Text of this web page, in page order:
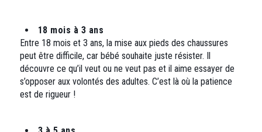
18 mois à 3 ans
Entre 18 mois et 3 ans, la mise aux pieds des chaussures
peut être difficile, car bébé souhaite juste résister. Il
découvre ce qu’il veut ou ne veut pas et il aime essayer de
s’opposer aux volontés des adultes. C’est là où la patience
est de rigueur !